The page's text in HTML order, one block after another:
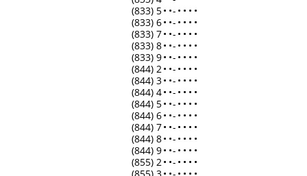
(833) 5• •- • • • •
(833) 6• •- • • • •
(833) 7• •- • • • •
(833) 8• •- • • • •
(833) 9• •- • • • •
(844) 2• •- • • • •
(844) 3• •- • • • •
(844) 4• •- • • • •
(844) 5• •- • • • •
(844) 6• •- • • • •
(844) 7• •- • • • •
(844) 8• •- • • • •
(844) 9• •- • • • •
(855) 2• •- • • • •